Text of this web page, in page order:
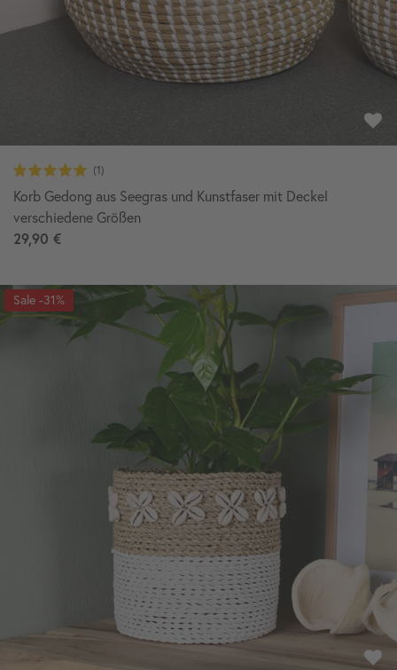
Korb Gedong aus Seegras und Kunstfaser mit Deckel
verschiedene Größen
29,90 €
-31%